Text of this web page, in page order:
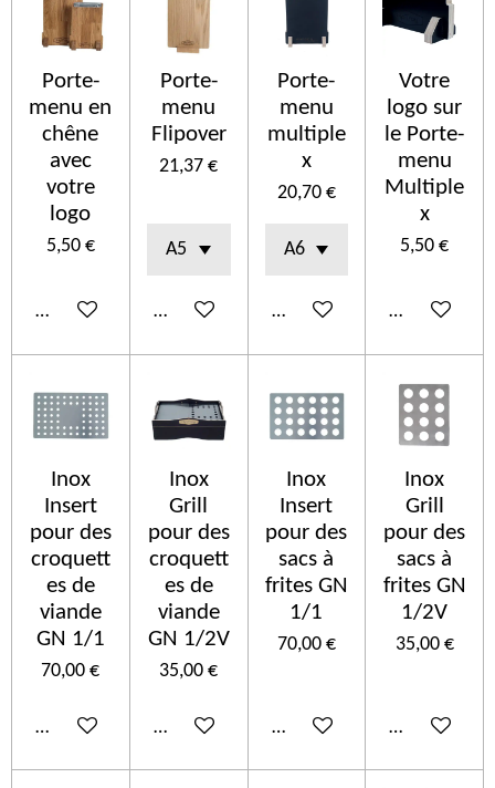
Porte-
menu en
chêne
avec
votre
logo
5,50 €
Añadir al carrito
Porte-
menu
Flipover
21,37 €
Añadir al carrito
Porte-
menu
multiple
x
20,70 €
Añadir al carrito
Votre
logo sur
le Porte-
menu
Multiple
x
5,50 €
Añadir al
Inox
Insert
pour des
croquett
es de
viande
GN 1/1
70,00 €
Añadir al carrito
Inox
Grill
pour des
croquett
es de
viande
GN 1/2V
35,00 €
Añadir al carrito
Inox
Insert
pour des
sacs à
frites GN
1/1
70,00 €
Añadir al carrito
Inox
Grill
pour des
sacs à
frites GN
1/2V
35,00 €
Añadir al